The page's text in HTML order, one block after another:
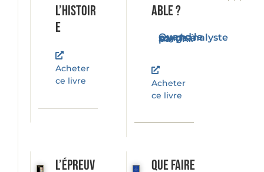
l’histoir
e
Acheter
ce livre
able ?
Quand le psychanalyste songe à partir...
Acheter
ce livre
L’Épreuv
Que faire